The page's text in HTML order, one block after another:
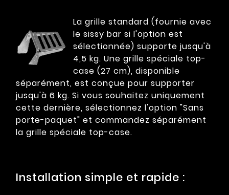
La grille standard (fournie avec
le sissy bar si l'option est
sélectionnée) supporte jusqu'à
4,5 kg. Une grille spéciale top-
case (27 cm), disponible
séparément, est conçue pour supporter
jusqu'à 6 kg. Si vous souhaitez uniquement
cette dernière, sélectionnez l'option "Sans
porte-paquet" et commandez séparément
la grille spéciale top-case.
Installation simple et rapide :